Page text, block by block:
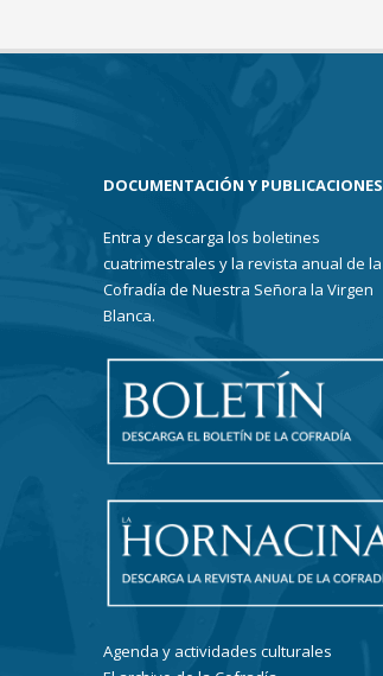
DOCUMENTACIÓN Y PUBLICACIONES
Entra y descarga los boletines
cuatrimestrales y la revista anual de la
Cofradía de Nuestra Señora la Virgen
Blanca.
Agenda y actividades culturales